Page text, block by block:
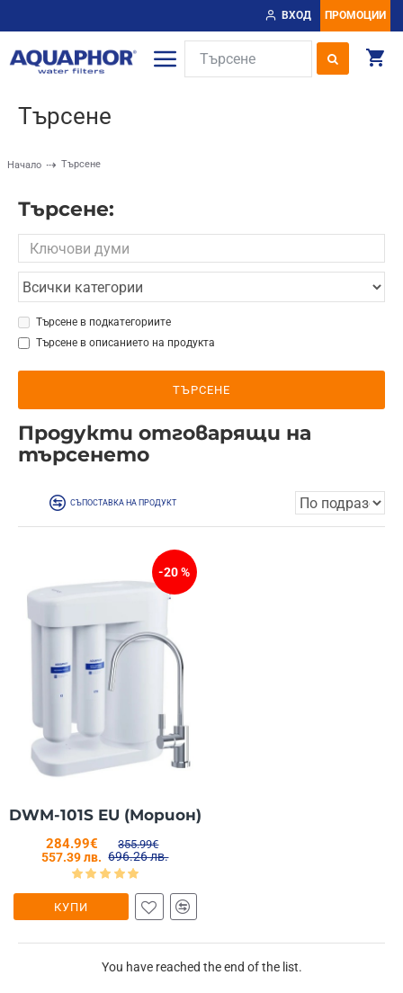
ВХОД ПРОМОЦИИ
Начало Търсене
Търсене
Търсене:
Търсене в подкатегориите
Търсене в описанието на продукта
ТЪРСЕНЕ
Продукти отговарящи на
търсенето
СЪПОСТАВКА НА ПРОДУКТ
-20 %
DWM-101S EU (Морион)
284.99€
557.39 лв.
355.99€
696.26 лв.
КУПИ
You have reached the end of the list.